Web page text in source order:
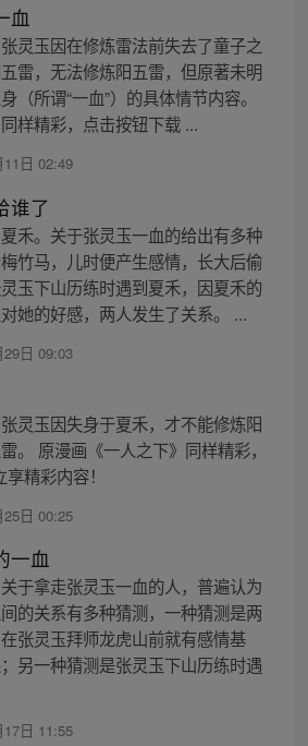
血
灵玉因在修炼雷法前失去了童子之
雷，无法修炼阳五雷，但原著未明
（所谓“一血”）的具体情节内容。
样精彩，点击按钮下载 ...
日 02:49
谁了
禾。关于张灵玉一血的给出有多种
竹马，儿时便产生感情，长大后偷
玉下山历练时遇到夏禾，因夏禾的
她的好感，两人发生了关系。 ...
29日 09:03
灵玉因失身于夏禾，才不能修炼阳
。 原漫画《一人之下》同样精彩，
精彩内容！
25日 00:25
一血
于拿走张灵玉一血的人，普遍认为
的关系有多种猜测，一种猜测是两
张灵玉拜师龙虎山前就有感情基
另一种猜测是张灵玉下山历练时遇
日 11:55